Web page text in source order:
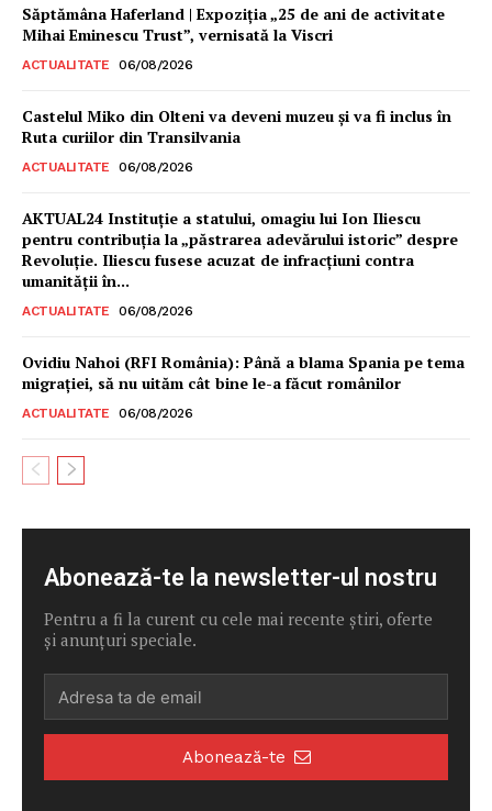
Săptămâna Haferland | Expoziţia „25 de ani de activitate
Mihai Eminescu Trust”, vernisată la Viscri
ACTUALITATE 06/08/2026
Castelul Miko din Olteni va deveni muzeu şi va fi inclus în
Ruta curiilor din Transilvania
ACTUALITATE 06/08/2026
AKTUAL24 Instituție a statului, omagiu lui Ion Iliescu
pentru contribuția la „păstrarea adevărului istoric” despre
Revoluție. Iliescu fusese acuzat de infracțiuni contra
umanității în...
ACTUALITATE 06/08/2026
Ovidiu Nahoi (RFI România): Până a blama Spania pe tema
migrației, să nu uităm cât bine le-a făcut românilor
ACTUALITATE 06/08/2026
Abonează-te la newsletter-ul nostru
Pentru a fi la curent cu cele mai recente știri, oferte
și anunțuri speciale.
Abonează-te